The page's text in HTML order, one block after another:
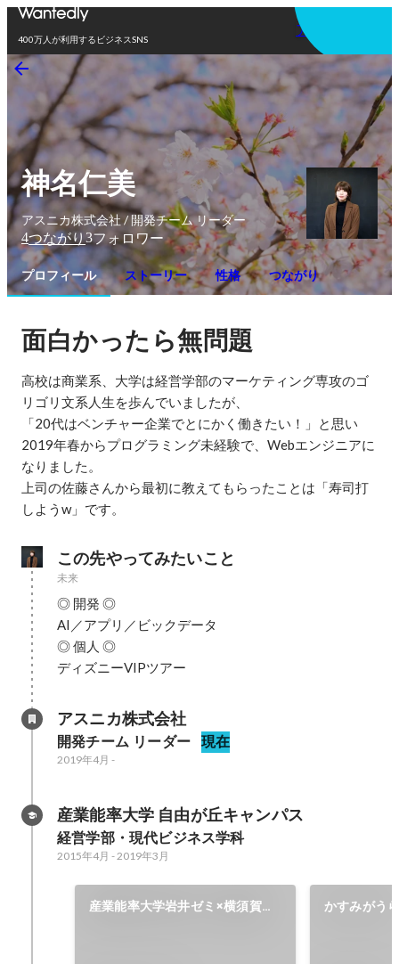
400万人が利用するビジネスSNS
アプリを使う
神名仁美
アスニカ株式会社 / 開発チーム リーダー
4つながり3フォロワー
プロフィール ストーリー 性格 つながり
面白かったら無問題
高校は商業系、大学は経営学部のマーケティング専攻のゴ
リゴリ文系人生を歩んでいましたが、
「20代はベンチャー企業でとにかく働きたい！」と思い
2019年春からプログラミング未経験で、Webエンジニアに
なりました。
上司の佐藤さんから最初に教えてもらったことは「寿司打
しようw」です。
この先やってみたいこと
未来
◎ 開発 ◎
AI／アプリ／ビックデータ
◎ 個人 ◎
ディズニーVIPツアー
アスニカ株式会社
開発チーム リーダー 現在
2019年4月 -
産業能率大学 自由が丘キャンパス
経営学部・現代ビジネス学科
2015年4月 -2019年3月
産業能率大学岩井ゼミ×横須賀ス
かすみがう